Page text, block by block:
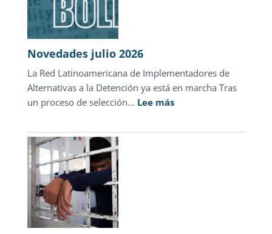
Novedades julio 2026
La Red Latinoamericana de Implementadores de
Alternativas a la Detención ya está en marcha Tras
un proceso de selección... Lee más:
julio